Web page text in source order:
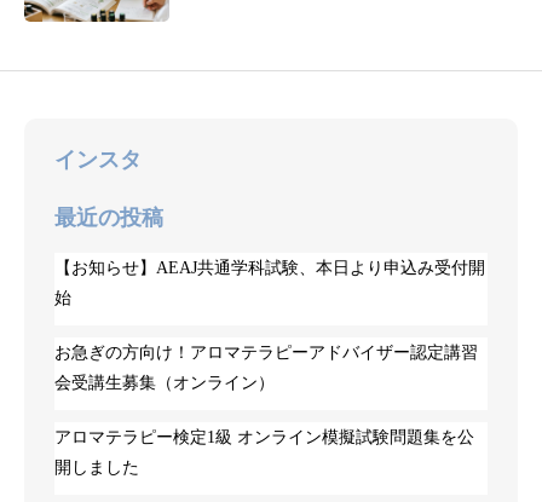
インスタ
最近の投稿
【お知らせ】AEAJ共通学科試験、本日より申込み受付開
始
お急ぎの方向け！アロマテラピーアドバイザー認定講習
会受講生募集（オンライン）
アロマテラピー検定1級 オンライン模擬試験問題集を公
開しました